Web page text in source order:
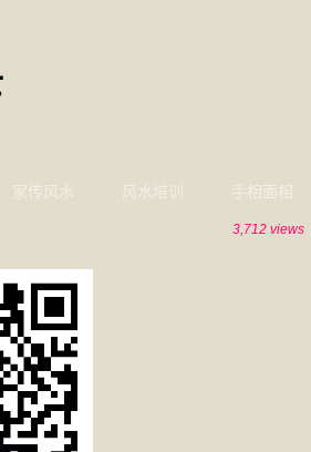
家传风水 风水培训 手相面相
3,712 views